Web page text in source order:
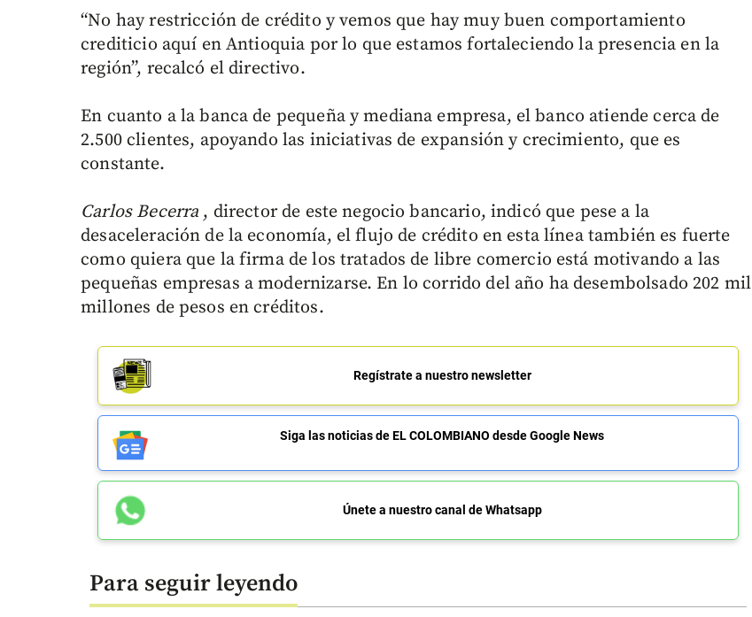
“No hay restricción de crédito y vemos que hay muy buen comportamiento
crediticio aquí en Antioquia por lo que estamos fortaleciendo la presencia en la
región”, recalcó el directivo.
En cuanto a la banca de pequeña y mediana empresa, el banco atiende cerca de
2.500 clientes, apoyando las iniciativas de expansión y crecimiento, que es
constante.
Carlos Becerra , director de este negocio bancario, indicó que pese a la
desaceleración de la economía, el flujo de crédito en esta línea también es fuerte
como quiera que la firma de los tratados de libre comercio está motivando a las
pequeñas empresas a modernizarse. En lo corrido del año ha desembolsado 202 mil
millones de pesos en créditos.
Regístrate a nuestro newsletter
Siga las noticias de EL COLOMBIANO desde Google News
Únete a nuestro canal de Whatsapp
Para seguir leyendo